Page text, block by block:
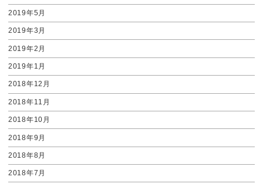
2019年5月
2019年3月
2019年2月
2019年1月
2018年12月
2018年11月
2018年10月
2018年9月
2018年8月
2018年7月